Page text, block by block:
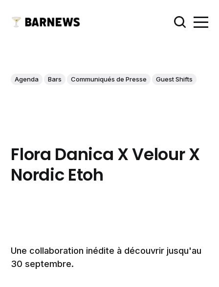
Agenda Bars Communiqués de Presse Guest Shifts
Flora Danica X Velour X
Nordic Etoh
Une collaboration inédite à découvrir jusqu'au
30 septembre.